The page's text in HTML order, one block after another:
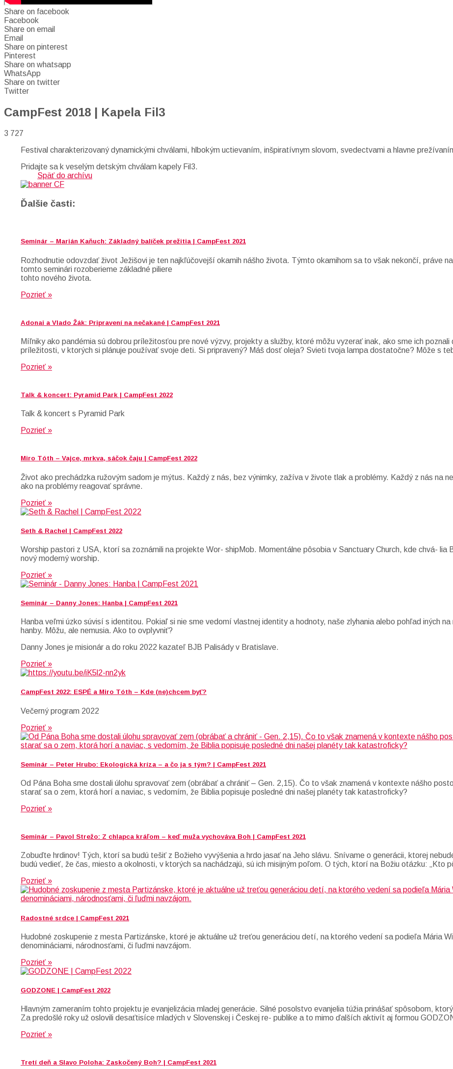
Share on facebook
Facebook
Share on email
Email
Share on pinterest
Pinterest
Share on whatsapp
WhatsApp
Share on twitter
Twitter
CampFest 2018 | Kapela Fil3
3 727
Festival charakterizovaný dynamickými chválami, hlbokým uctievaním, inšpiratívnym slovom, svedectvami a hlavne
Pridajte sa k veselým detským chválam kapely Fil3.
Späť do archívu
Ďalšie časti:
Seminár – Marián Kaňuch: Základný balíček prežitia | CampFest 2021
Rozhodnutie odovzdať život Ježišovi je ten najkľúčovejší okamih nášho života. Týmto okamihom sa to však nekončí, práve
tomto seminári rozoberieme základné piliere
tohto nového života.
Pozrieť »
Adonai a Vlado Žák: Pripravení na nečakané | CampFest 2021
Míľniky ako pandémia sú dobrou príležitosťou pre nové výzvy, projekty a služby, ktoré môžu vyzerať inak, ako sme ich
príležitosti, v ktorých si plánuje používať svoje deti. Si pripravený? Máš dosť oleja? Svieti tvoja lampa dostatočne? Môže s
Pozrieť »
Talk & koncert: Pyramid Park | CampFest 2022
Talk & koncert s Pyramid Park
Pozrieť »
Miro Tóth – Vajce, mrkva, sáčok čaju | CampFest 2022
Život ako prechádzka ružovým sadom je mýtus. Každý z nás, bez výnimky, zažíva v živote tlak a problémy. Každý z nás na
ako na problémy reagovať správne.
Pozrieť »
Seth & Rachel | CampFest 2022
Worship pastori z USA, ktorí sa zoznámili na projekte Wor- shipMob. Momentálne pôsobia v Sanctuary Church, kde chvá-
nový moderný worship.
Pozrieť »
Seminár – Danny Jones: Hanba | CampFest 2021
Hanba veľmi úzko súvisí s identitou. Pokiaľ si nie sme vedomí vlastnej identity a hodnoty, naše zlyhania alebo pohľad iných
hanby. Môžu, ale nemusia. Ako to ovplyvniť?
Danny Jones je misionár a do roku 2022 kazateľ BJB Palisády v Bratislave.
Pozrieť »
CampFest 2022: ESPÉ a Miro Tóth – Kde (ne)chcem byť?
Večerný program 2022
Pozrieť »
Seminár – Peter Hrubo: Ekologická kríza – a čo ja s tým? | CampFest 2021
Od Pána Boha sme dostali úlohu spravovať zem (obrábať a chrániť – Gen. 2,15). Čo to však znamená v kontexte nášho
starať sa o zem, ktorá horí a naviac, s vedomím, že Biblia popisuje posledné dni našej planéty tak katastroficky?
Pozrieť »
Seminár – Pavol Strežo: Z chlapca kráľom – keď muža vychováva Boh | CampFest 2021
Zobuďte hrdinov! Tých, ktorí sa budú tešiť z Božieho vyvýšenia a hrdo jasať na Jeho slávu. Snívame o generácii, ktorej
budú vedieť, že čas, miesto a okolnosti, v ktorých sa nachádzajú, sú ich misijným poľom. O tých, ktorí na Božiu otázku: „Kto
Pozrieť »
Radostné srdce | CampFest 2021
Hudobné zoskupenie z mesta Partizánske, ktoré je aktuálne už treťou generáciou detí, na ktorého vedení sa podieľa Mária
denomináciami, národnosťami, či ľuďmi navzájom.
Pozrieť »
GODZONE | CampFest 2022
Hlavným zameraním tohto projektu je evanjelizácia mladej generácie. Silné posolstvo evanjelia túžia prinášať spôsobom,
Za predošlé roky už oslovili desaťtisíce mladých v Slovenskej i Českej re- publike a to mimo ďalších aktivít aj formou
Pozrieť »
Tretí deň a Slavo Poloha: Zaskočený Boh? | CampFest 2021